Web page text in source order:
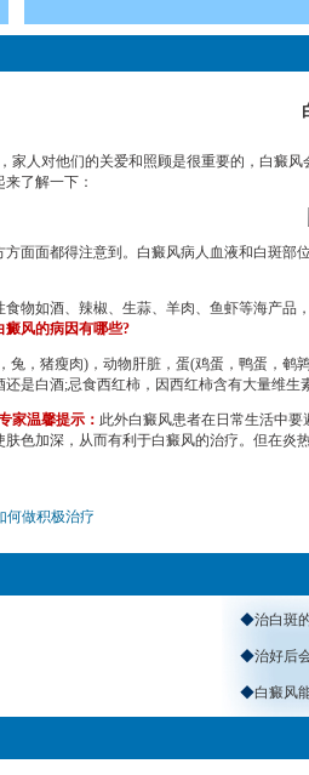
人对他们的关爱和照顾是很重要的，白癜
了解一下：
面都得注意到。白癜风病人血液和白斑部
物如酒、辣椒、生蒜、羊肉、鱼虾等海产
癜风的病因有哪些?
猪瘦肉)，动物肝脏，蛋(鸡蛋，鸭蛋，鹌
是白酒;忌食西红柿，因西红柿含有大量维
家温馨提示： 此外白癜风患者在日常生活中
色加深，从而有利于白癜风的治疗。但在
何做积极治疗
◆治白斑
◆治好后
◆白癜风